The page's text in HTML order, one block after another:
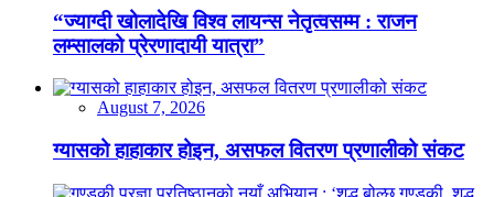
“ज्याग्दी खोलादेखि विश्व लायन्स नेतृत्वसम्म : राजन
लम्सालको प्रेरणादायी यात्रा”
August 7, 2026
ग्यासको हाहाकार होइन, असफल वितरण प्रणालीको संकट